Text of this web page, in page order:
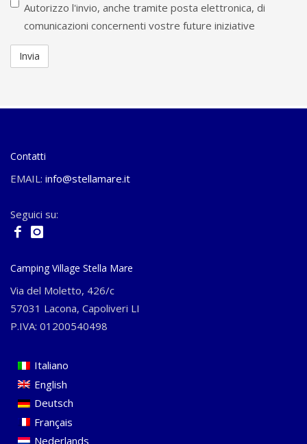
Autorizzo l'invio, anche tramite posta elettronica, di
comunicazioni concernenti vostre future iniziative
Contatti
EMAIL: info@stellamare.it
Seguici su:
Camping Village Stella Mare
Via del Moletto, 426/c
57031 Lacona, Capoliveri LI
P.IVA: 01200540498
Italiano
English
Deutsch
Français
Nederlands